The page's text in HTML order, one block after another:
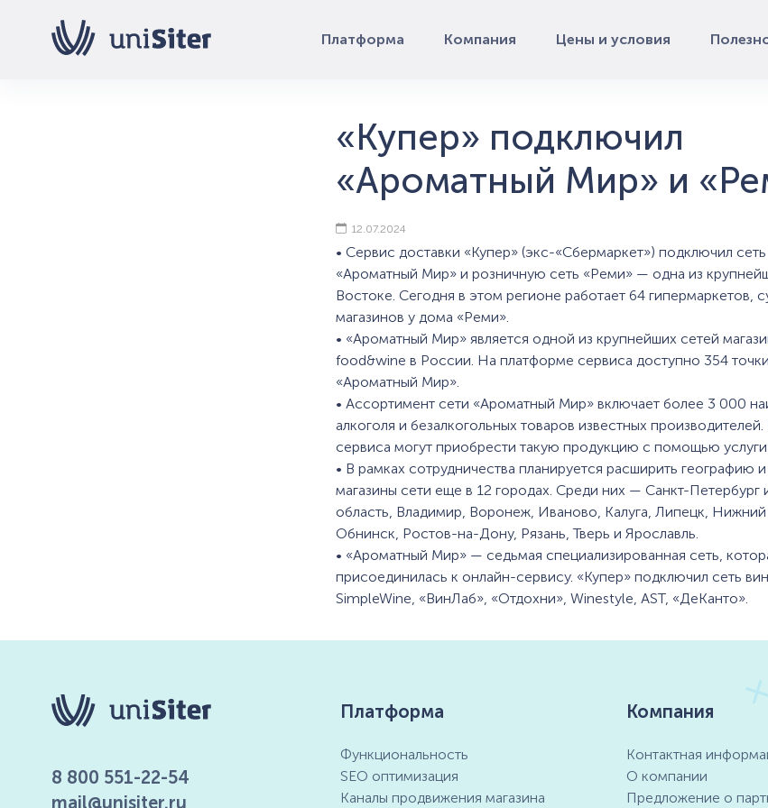
Платформа Компания Цены и условия
«Купер» подключил
«Ароматный Мир» и
12.07.2024
• Сервис доставки «Купер» (экс-«Сбермаркет») подключил сеть
«Ароматный Мир» и розничную сеть «Реми» — одна из
Востоке. Сегодня в этом регионе работает 64 гипермаркетов,
магазинов у дома «Реми».
• «Ароматный Мир» является одной из крупнейших сетей
food&wine в России. На платформе сервиса доступно 354
«Ароматный Мир».
• Ассортимент сети «Ароматный Мир» включает более 3 000
алкоголя и безалкогольных товаров известных
сервиса могут приобрести такую продукцию с помощью
• В рамках сотрудничества планируется расширить географию
магазины сети еще в 12 городах. Среди них — Санкт-Петербург
область, Владимир, Воронеж, Иваново, Калуга, Липецк,
Обнинск, Ростов-на-Дону, Рязань, Тверь и Ярославль.
• «Ароматный Мир» — седьмая специализированная сеть,
присоединилась к онлайн-сервису. «Купер» подключил сеть
SimpleWine, «ВинЛаб», «Отдохни», Winestyle, AST, «ДеКанто».
8 800 551-22-54
mail@unisiter.ru
Платформа
Функциональность
SEO оптимизация
Каналы продвижения магазина
Компания
Контактная
О компании
Предложение о